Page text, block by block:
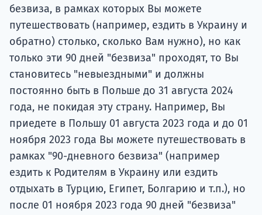
безвиза, в рамках которых Вы можете
путешествовать (например, ездить в Украину и
обратно) столько, сколько Вам нужно), но как
только эти 90 дней "безвиза" проходят, то Вы
становитесь "невыездными" и должны
постоянно быть в Польше до 31 августа 2024
года, не покидая эту страну. Например, Вы
приедете в Польшу 01 августа 2023 года и до 01
ноября 2023 года Вы можете путешествовать в
рамках "90-дневного безвиза" (например
ездить к Родителям в Украину или ездить
отдыхать в Турцию, Египет, Болгарию и т.п.), но
после 01 ноября 2023 года 90 дней "безвиза"